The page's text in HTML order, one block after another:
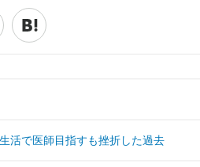
活で医師目指すも挫折した過去